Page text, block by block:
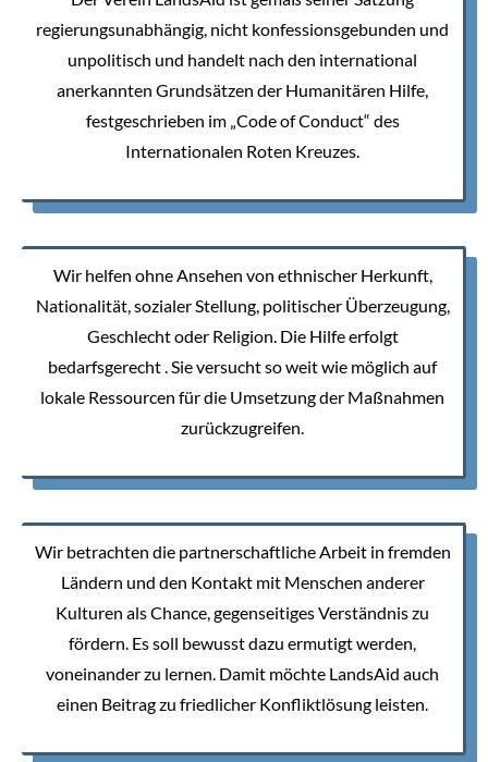
regierungsunabhängig, nicht konfessionsgebunden und
unpolitisch und handelt nach den international
anerkannten Grundsätzen der Humanitären Hilfe,
festgeschrieben im „Code of Conduct“ des
Internationalen Roten Kreuzes.
Wir helfen ohne Ansehen von ethnischer Herkunft,
Nationalität, sozialer Stellung, politischer Überzeugung,
Geschlecht oder Religion. Die Hilfe erfolgt
bedarfsgerecht . Sie versucht so weit wie möglich auf
lokale Ressourcen für die Umsetzung der Maßnahmen
zurückzugreifen.
Wir betrachten die partnerschaftliche Arbeit in fremden
Ländern und den Kontakt mit Menschen anderer
Kulturen als Chance, gegenseitiges Verständnis zu
fördern. Es soll bewusst dazu ermutigt werden,
voneinander zu lernen. Damit möchte LandsAid auch
einen Beitrag zu friedlicher Konfliktlösung leisten.